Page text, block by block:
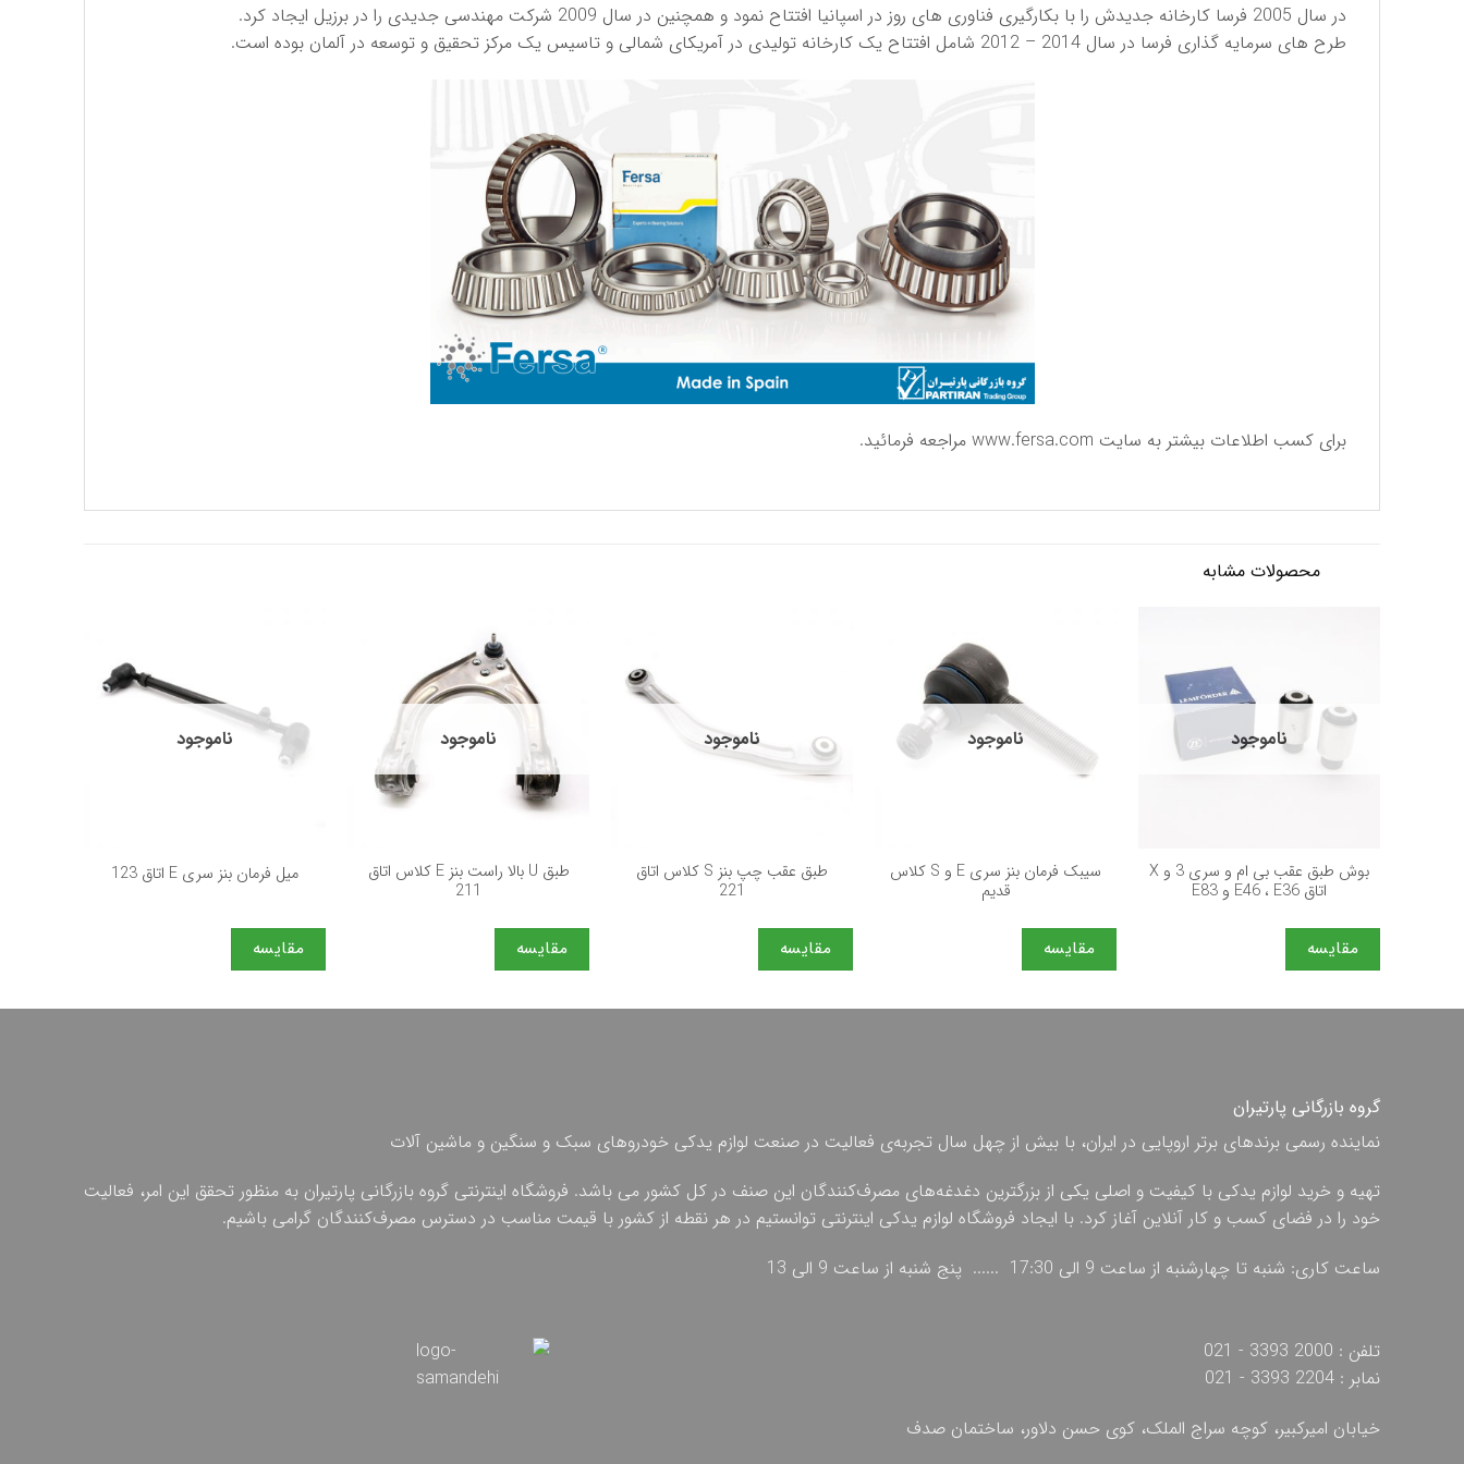
در سال 2005 فرسا کارخانه جدیدش را با بکارگیری فناوری های روز در اسپانیا افتتاح نمود و همچنین در سال 2009 شركت مهندسی جدیدی را در برزیل ایجاد کرد.
طرح های سرمایه گذاری فرسا در سال 2014 – 2012 شامل افتتاح یک کارخانه تولیدی در آمریکای شمالی و تاسیس یک مرکز تحقیق و توسعه در آلمان بوده است.
برای كسب اطلاعات بیشتر به سایت www.fersa.com مراجعه فرمائید.
محصولات مشابه
ناموجود
بوش طبق عقب بی ام و سری 3 و X
اتاق E46 ، E36 و E83
مقایسه
ناموجود
سیبک فرمان بنز سری E و S کلاس
قدیم
مقایسه
ناموجود
طبق عقب چپ بنز S کلاس اتاق
221
مقایسه
ناموجود
طبق U بالا راست بنز E کلاس اتاق
211
مقایسه
ناموجود
میل فرمان بنز سری E اتاق 123
مقایسه
گروه بازرگانی پارتیران
نماینده رسمی برندهای برتر اروپایی در ایران، با بیش از چهل سال تجربه‌ی فعالیت در صنعت لوازم یدکی خودروهای سبک و سنگین و ماشین آلات
تهیه و خرید لوازم یدکی با کیفیت و اصلی یکی از بزرگترین دغدغه‌های مصرف‌کنندگان این صنف در کل کشور می باشد. فروشگاه اینترنتی گروه بازرگانی پارتیران به منظور تحقق این امر، فعالیت
خود را در فضای کسب و کار آنلاین آغاز کرد. با ایجاد فروشگاه لوازم یدکی اینترنتی توانستیم در هر نقطه از کشور با قیمت مناسب در دسترس مصرف‌کنندگان گرامی باشیم.
ساعت کاری: شنبه تا چهارشنبه از ساعت 9 الی 17:30 ...... پنج شنبه از ساعت 9 الی 13
تلفن : 2000 3393 - 021
نمابر : 2204 3393 - 021
خیابان امیرکبیر، کوچه سراج الملک، کوی حسن دلاور، ساختمان صدف